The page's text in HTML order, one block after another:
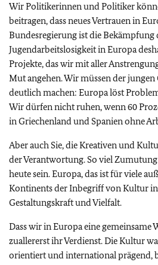
Wir Politikerinnen und Politiker
beitragen, dass neues Vertrauen in
Bundesregierung ist die
Jugendarbeitslosigkeit in Europa
Projekte, das wir mit aller
Mut angehen. Wir müssen der
deutlich machen: Europa löst
Wir dürfen nicht ruhen, wenn 60
in Griechenland und Spanien ohne
Aber auch Sie, die Kreativen und
der Verantwortung. So viel
heute sein. Europa, das ist für viele
Kontinents der Inbegriff von Kultur
Gestaltungskraft und Vielfalt.
Dass wir in Europa eine gemeinsame
zuallererst ihr Verdienst. Die Kultur
orientiert und international prägend,